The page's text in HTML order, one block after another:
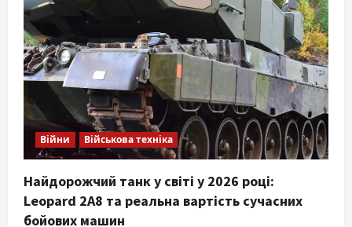
Війни Військова техніка
Найдорожчий танк у світі у 2026 році:
Leopard 2A8 та реальна вартість сучасних
бойових машин